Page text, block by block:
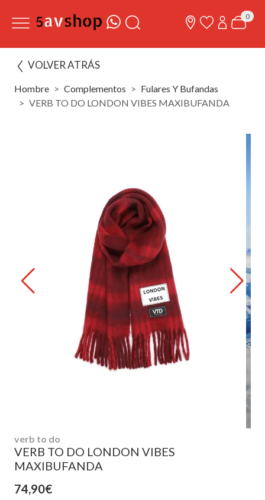
0
VOLVER ATRÁS
Hombre Complementos
Fulares Y Bufandas
VERB TO DO LONDON VIBES MAXIBUFANDA
verb to do
VERB TO DO LONDON VIBES
MAXIBUFANDA
74,90€